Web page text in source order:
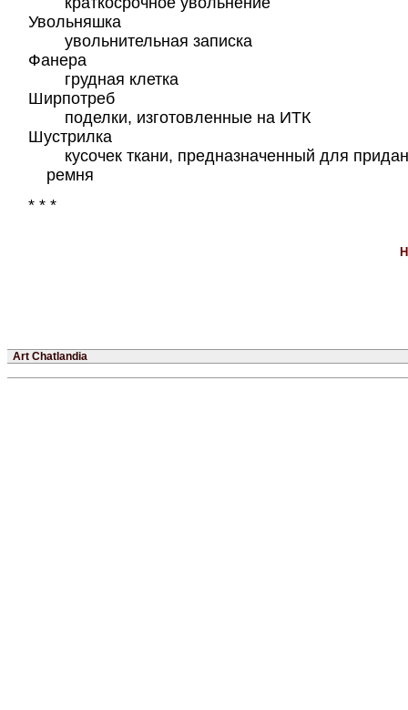
Увольняшка
увольнительная записка
Фанера
грудная клетка
Ширпотреб
поделки, изготовленные на ИТК
Шустрилка
кусочек ткани, предназначенный для
ремня
* * *
Art Chatlandia